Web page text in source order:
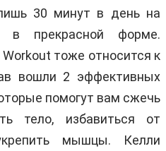
30 минут в день на
прекрасной форме.
тоже относится к
вошли 2 эффективных
помогут вам сжечь
тело, избавиться от
мышцы. Келли